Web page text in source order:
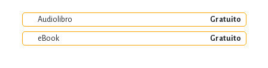
Audiolibro Gratuito
eBook Gratuito